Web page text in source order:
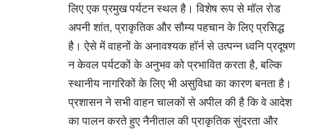
लिए एक प्रमुख पर्यटन स्थल है। विशेष रूप से मॉल रोड
अपनी शांत, प्राकृतिक और सौम्य पहचान के लिए प्रसिद्ध
है। ऐसे में वाहनों के अनावश्यक हॉर्न से उत्पन्न ध्वनि प्रदूषण
न केवल पर्यटकों के अनुभव को प्रभावित करता है, बल्कि
स्थानीय नागरिकों के लिए भी असुविधा का कारण बनता है।
प्रशासन ने सभी वाहन चालकों से अपील की है कि वे आदेश
का पालन करते हुए नैनीताल की प्राकृतिक सुंदरता और